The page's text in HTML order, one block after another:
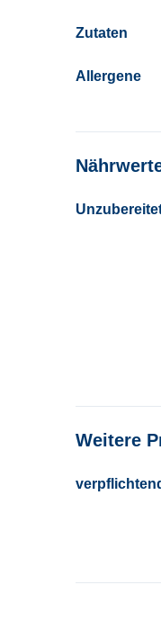
Zutaten
Allergene
Weitere